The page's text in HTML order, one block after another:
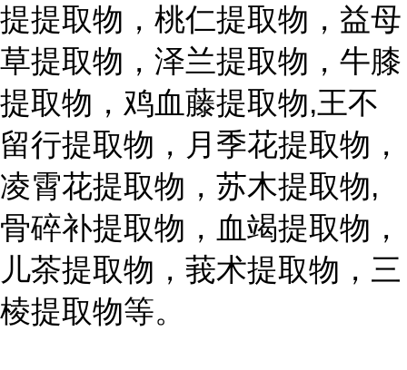
提提取物，桃仁提取物，益母
草提取物，泽兰提取物，牛膝
提取物，鸡血藤提取物,王不
留行提取物，月季花提取物，
凌霄花提取物，苏木提取物,
骨碎补提取物，血竭提取物，
儿茶提取物，莪术提取物，三
棱提取物等。